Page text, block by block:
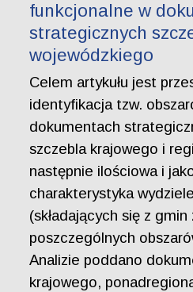
funkcjonalne w
strategicznych
wojewódzkiego
Celem artykułu jest
identyfikacja tzw.
dokumentach
szczebla krajowego i
następnie ilościowa i
charakterystyka
(składających się z
poszczególnych
Analizie poddano
krajowego,